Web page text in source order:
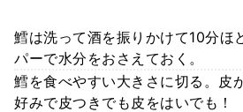
鱈は洗って酒を振りかけて10分ほ
パーで水分をおさえておく。
鱈を食べやすい大きさに切る。皮
好みで皮つきでも皮をはいでも！